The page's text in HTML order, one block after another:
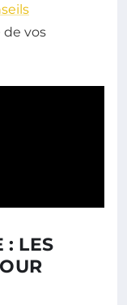
de vos
: LES